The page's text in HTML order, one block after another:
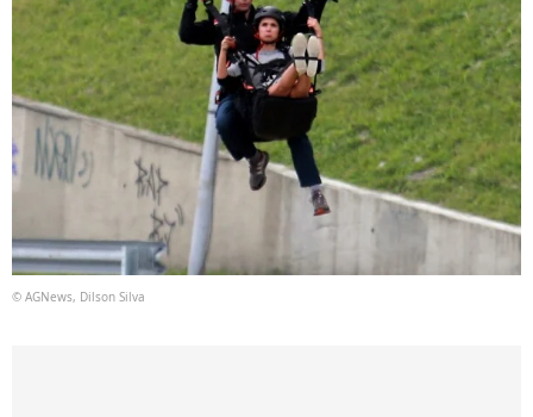
© AGNews, Dilson Silva